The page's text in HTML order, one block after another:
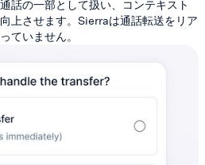
話の一部として扱い、コンテキスト
上させます。Sierraは通話転送をリア
ていません。